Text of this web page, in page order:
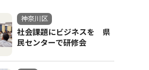
神奈川区
社会課題にビジネスを 県
民センターで研修会